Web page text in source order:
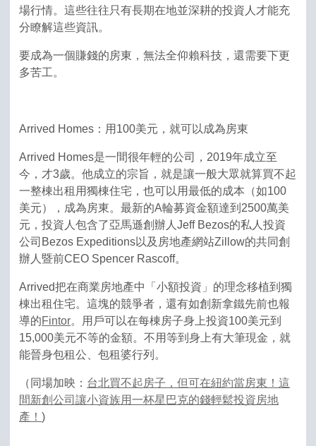
場行情。這些往往只有長期在地並深耕的投資人才能充
分瞭解這些資訊。
要成為一個賺錢的房東，無法全仰賴科技，還需要下更
多苦工。
Arrived Homes：用100美元，就可以成為房東
Arrived Homes是一間很年輕的公司，2019年成立至
今，才3歲。他成立的宗旨，就是讓一般大眾就算買不起
一整棟出租用獨棟住宅，也可以用最低的成本（如100
美元），成為房東。最新的A輪募資金額達到2500萬美
元，投資人包含了亞馬遜創辦人Jeff Bezos的私人投資
公司Bezos Expeditions以及房地產網站Zillow的共同創
辦人暨前CEO Spencer Rascoff。
Arrived把在商業房地產中「小額投資」的理念移植到獨
棟出租住宅。這塊的競爭者，還有如創新拿鐵先前也報
導的Fintor。用戶可以在每棟房子身上投資100美元到
15,000美元不等的金額。不用等到身上有大筆現金，就
能晉身包租公、包租婆行列。
（同場加映： 台北買不起房子，但可在紐約當房東！這
間新創公司讓小資族用一杯星巴克的錢輕鬆投資房地
產！)